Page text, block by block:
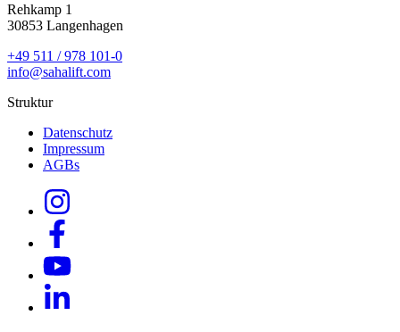
Rehkamp 1
30853 Langenhagen
+49 511 / 978 101-0
info@sahalift.com
Struktur
Datenschutz
Impressum
AGBs